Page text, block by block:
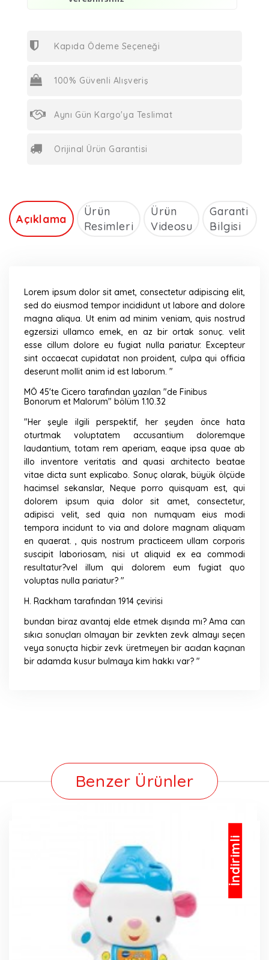
Kapıda Ödeme Seçeneği
100% Güvenli Alışveriş
Aynı Gün Kargo'ya Teslimat
Orijinal Ürün Garantisi
Açıklama
Ürün
Resimleri
Ürün
Videosu
Garanti
Bilgisi
Lorem ipsum dolor sit amet, consectetur adipiscing elit,
sed do eiusmod tempor incididunt ut labore and dolore
magna aliqua. Ut enim ad minim veniam, quis nostrud
egzersizi ullamco emek, en az bir ortak sonuç. velit
esse cillum dolore eu fugiat nulla pariatur. Excepteur
sint occaecat cupidatat non proident, culpa qui officia
deserunt mollit anim id est laborum. "
MÖ 45'te Cicero tarafından yazılan "de Finibus
Bonorum et Malorum" bölüm 1.10.32
"Her şeyle ilgili perspektif, her şeyden önce hata
oturtmak voluptatem accusantium doloremque
laudantium, totam rem aperiam, eaque ipsa quae ab
illo inventore veritatis and quasi architecto beatae
vitae dicta sunt explicabo. Sonuç olarak, büyük ölçüde
hacimsel sekanslar, Neque porro quisquam est, qui
dolorem ipsum quia dolor sit amet, consectetur,
adipisci velit, sed quia non numquam eius modi
tempora incidunt to via and dolore magnam aliquam
en quaerat. , quis nostrum practiceem ullam corporis
suscipit laboriosam, nisi ut aliquid ex ea commodi
resultatur?vel illum qui dolorem eum fugiat quo
voluptas nulla pariatur? "
H. Rackham tarafından 1914 çevirisi
bundan biraz avantaj elde etmek dışında mı?Ama can
sıkıcı sonuçları olmayan bir zevkten zevk almayı seçen
veya sonuçta hiçbir zevk üretmeyen bir acıdan kaçınan
bir adamda kusur bulmaya kim hakkı var? "
Benzer Ürünler
İndirimli